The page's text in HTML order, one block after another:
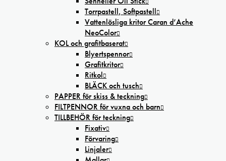
Torrpastell, Softpastell
Vattenlösliga kritor Caran d’Ache
NeoColor
KOL och grafitbaserat
Blyertspennor
Grafitkritor
Ritkol
BLÄCK och tusch
PAPPER för skiss & teckning
FILTPENNOR för vuxna och barn
TILLBEHÖR för teckning
Fixativ
Förvaring
Linjaler